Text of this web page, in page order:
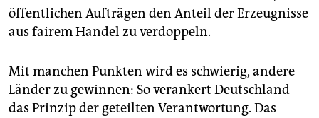
öffentlichen Aufträgen den Anteil der Erzeugnisse
aus fairem Handel zu verdoppeln.
Mit manchen Punkten wird es schwierig, andere
Länder zu gewinnen: So verankert Deutschland
das Prinzip der geteilten Verantwortung. Das